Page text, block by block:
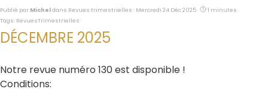
Publié par Micheldans Revues trimestrielles · Mercredi 24 Déc 2025 ·
1 minutes
Tags: RevuesTrimestrielles
DÉCEMBRE 2025
Notre revue numéro 130 est disponible !
Conditions: